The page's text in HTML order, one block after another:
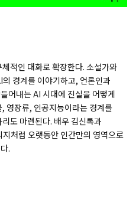
적인 대화로 확장한다. 소설가와
경계를 이야기하고, 언론인과
어내는 AI 시대에 진실을 어떻게
영장류, 인공지능이라는 경계를
도 마련된다. 배우 김신록과
처럼 오랫동안 인간만의 영역으로
.